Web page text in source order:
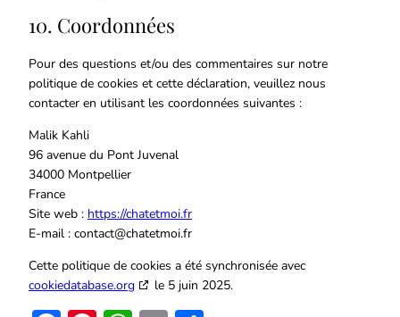
10. Coordonnées
Pour des questions et/ou des commentaires sur notre
politique de cookies et cette déclaration, veuillez nous
contacter en utilisant les coordonnées suivantes :
Malik Kahli
96 avenue du Pont Juvenal
34000 Montpellier
France
Site web : https://chatetmoi.fr
E-mail : contact@chatetmoi.fr
Cette politique de cookies a été synchronisée avec
cookiedatabase.org
le 5 juin 2025.